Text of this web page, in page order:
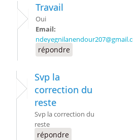
Travail
Oui
Email:
répondre
Svp la
correction du
reste
Svp la correction du
reste
répondre